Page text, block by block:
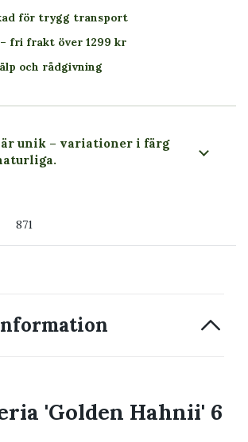
för trygg transport
fri frakt över 1299 kr
och rådgivning
är unik – variationer i färg
871
'Golden Hahnii' 6